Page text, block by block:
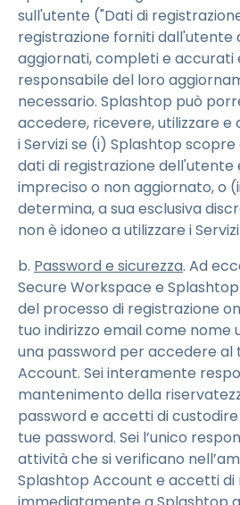
sull'utente ("Dati di
registrazione forniti dall'utente
aggiornati, completi e accurati
responsabile del loro
necessario. Splashtop può
accedere, ricevere, utilizzare e
i Servizi se (i) Splashtop
dati di registrazione dell'utente
impreciso o non aggiornato, o
determina, a sua esclusiva
non è idoneo a utilizzare i Servizi.
b. Password e sicurezza. Ad
Secure Workspace e
del processo di registrazione
tuo indirizzo email come nome
una password per accedere al
Account. Sei interamente
mantenimento della
password e accetti di
tue password. Sei l’unico
attività che si verificano
Splashtop Account e accetti di